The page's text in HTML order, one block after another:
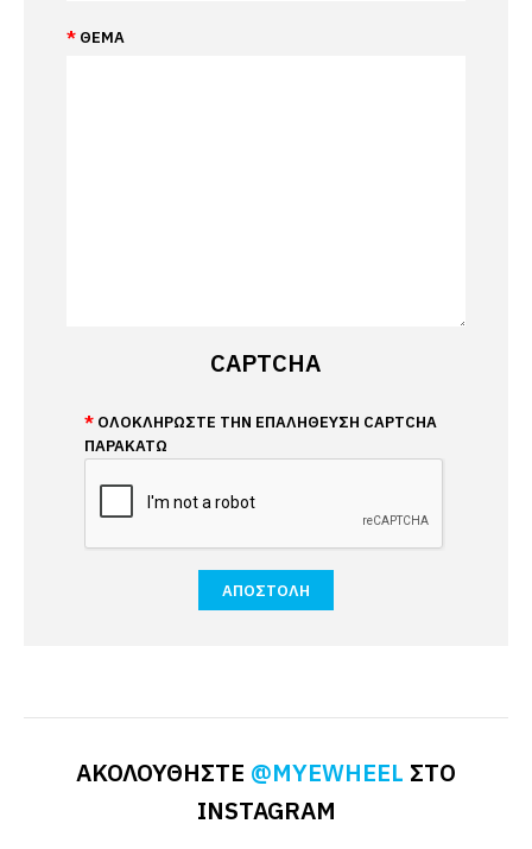
ΘΈΜΑ
CAPTCHA
ΟΛΟΚΛΗΡΩΣΤΕ ΤΗΝ ΕΠΑΛΉΘΕΥΣΗ CAPTCHA
ΠΑΡΑΚΆΤΩ
ΑΚΟΛΟΥΘΗΣΤΕ @MYEWHEEL ΣΤΟ
INSTAGRAM